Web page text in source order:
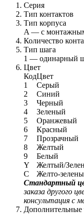
Серия
Тип контактов
Тип корпуса
A — с
Количество
Тип шага
1 — одинарный
Цвет
КодЦвет
1
Серый
2
Синий
3
Черный
4
Зеленый
5
Оранжевый
6
Красный
7
Прозрачный
8
Желтый
9
Белый
Y
Желтый/
C
Желто-
Стандартный
заказа другого
консультация с
Дополнительные